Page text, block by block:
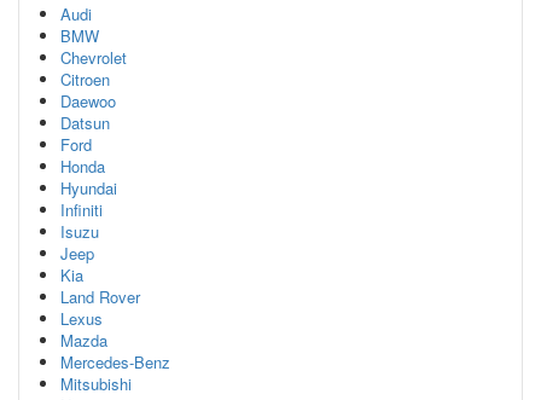
Audi
BMW
Chevrolet
Citroen
Daewoo
Datsun
Ford
Honda
Hyundai
Infiniti
Isuzu
Jeep
Kia
Land Rover
Lexus
Mazda
Mercedes-Benz
Mitsubishi